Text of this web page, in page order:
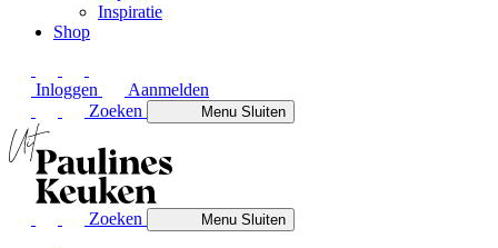
Inspiratie
Shop
Inloggen
Aanmelden
Zoeken
MenuSluiten
Zoeken MenuSluiten